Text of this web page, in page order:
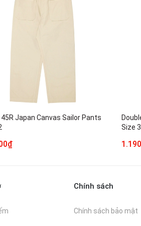
Japan Canvas Sailor Pants
Size
Chính sách
Chính sách bảo mật